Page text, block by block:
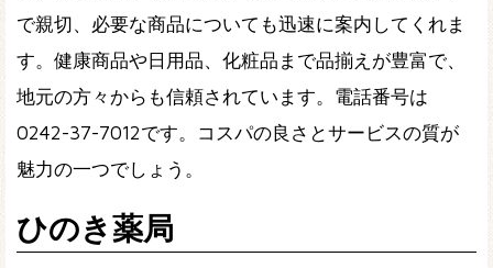
で親切、必要な商品についても迅速に案内してくれま
す。健康商品や日用品、化粧品まで品揃えが豊富で、
地元の方々からも信頼されています。電話番号は
0242-37-7012です。コスパの良さとサービスの質が
魅力の一つでしょう。
ひのき薬局